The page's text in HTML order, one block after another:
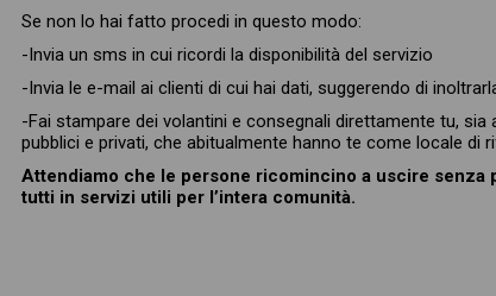
Se non lo hai fatto procedi in questo modo:
-Invia un sms in cui ricordi la disponibilità del servizio
-Invia le e-mail ai clienti di cui hai dati, suggerendo di
-Fai stampare dei volantini e consegnali direttamente tu,
pubblici e privati, che abitualmente hanno te come locale di
Attendiamo che le persone ricomincino a uscire senza
tutti in servizi utili per l’intera comunità.